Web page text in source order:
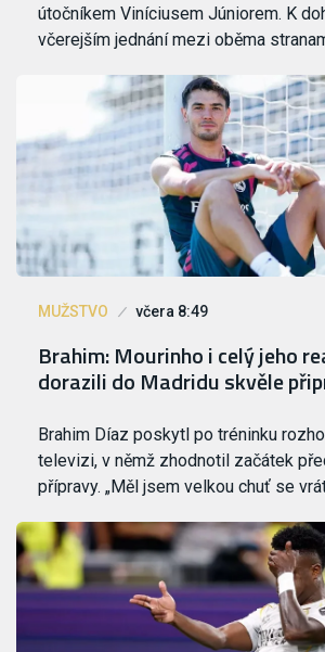
útočníkem Viníciusem Júniorem. K
včerejším jednání mezi oběma
MUŽSTVO včera 8:49
Brahim: Mourinho i celý jeho
dorazili do Madridu skvěle
Brahim Díaz poskytl po tréninku
televizi, v němž zhodnotil začátek
přípravy. „Měl jsem velkou chuť se